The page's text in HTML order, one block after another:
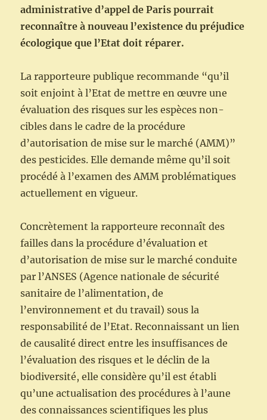
administrative d’appel de Paris pourrait
reconnaître à nouveau l’existence du préjudice
écologique que l’Etat doit réparer.
La rapporteure publique recommande “qu’il
soit enjoint à l’Etat de mettre en œuvre une
évaluation des risques sur les espèces non-
cibles dans le cadre de la procédure
d’autorisation de mise sur le marché (AMM)”
des pesticides. Elle demande même qu’il soit
procédé à l’examen des AMM problématiques
actuellement en vigueur.
Concrètement la rapporteure reconnaît des
failles dans la procédure d’évaluation et
d’autorisation de mise sur le marché conduite
par l’ANSES (Agence nationale de sécurité
sanitaire de l’alimentation, de
l’environnement et du travail) sous la
responsabilité de l’Etat. Reconnaissant un lien
de causalité direct entre les insuffisances de
l’évaluation des risques et le déclin de la
biodiversité, elle considère qu’il est établi
qu’une actualisation des procédures à l’aune
des connaissances scientifiques les plus